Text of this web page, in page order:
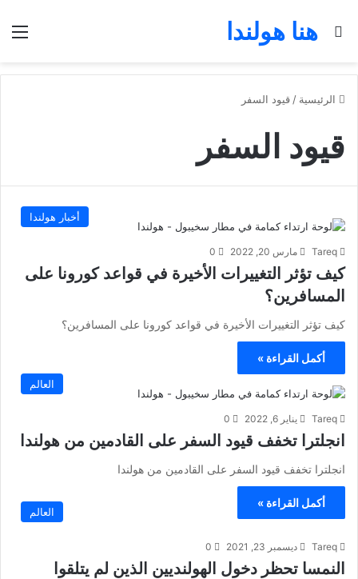
هنا هولندا
بحث عن
الرئيسية / قيود السفر
قيود السفر
أخبار هولندا
Tareq مارس 20, 2022 0
كيف تؤثر التغييرات الأخيرة في قواعد كورونا على
المسافرين؟
كيف تؤثر التغييرات الأخيرة في قواعد كورونا على المسافرين؟
أكمل القراءة »
العالم
Tareq يناير 6, 2022 0
انجلترا تخفف قيود السفر على القادمين من هولندا
انجلترا تخفف قيود السفر على القادمين من هولندا
أكمل القراءة »
العالم
Tareq ديسمبر 23, 2021 0
النمسا تحظر دخول الهولنديين الذين لم يتلقوا